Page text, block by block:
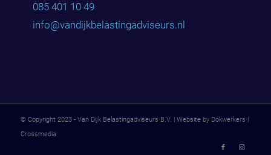
085 401 10 49
info@vandijkbelastingadviseurs.nl
© Copyright 2023 - Van Dijk Belastingadviseurs B.V. | Website by Dokwerkers |
Crossmedia